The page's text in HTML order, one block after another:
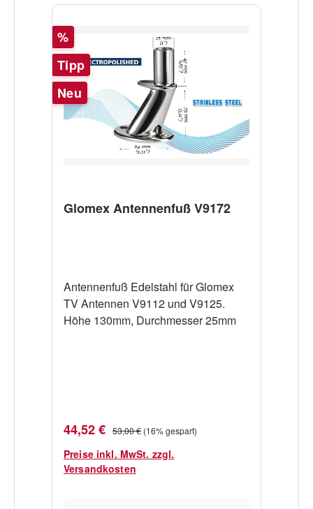
Rabatt
%
Tipp
Neu
Glomex Antennenfuß V9172
Antennenfuß Edelstahl für Glomex
TV Antennen V9112 und V9125.
Höhe 130mm, Durchmesser 25mm
Verkaufspreis:
44,52 € Regulärer Preis:
53,00 € (16% gespart)
Preise inkl. MwSt. zzgl.
Versandkosten